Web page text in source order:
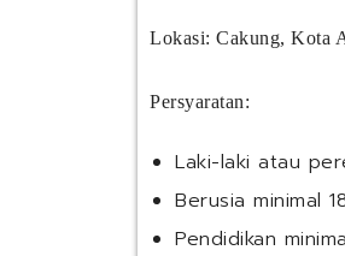
Lokasi: Cakung, Kota
Persyaratan:
Laki-laki atau
Berusia minimal
Pendidikan